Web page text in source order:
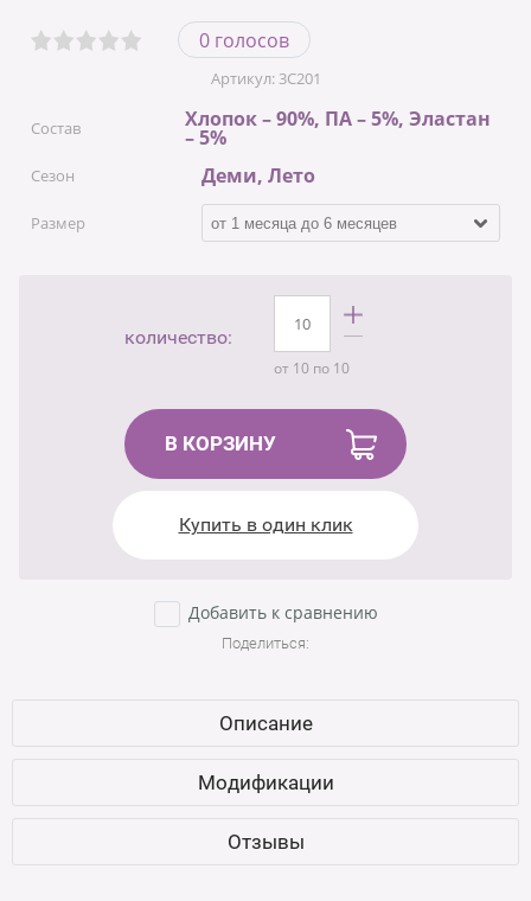
0 голосов
Артикул:3С201
Состав Хлопок – 90%, ПА – 5%, Эластан
– 5%
Сезон Деми, Лето
Размер от 1 месяца до 6 месяцев
количество:
от 10 по 10
В КОРЗИНУ
Купить в один клик
Добавить к сравнению
Поделиться:
Описание
Модификации
Отзывы